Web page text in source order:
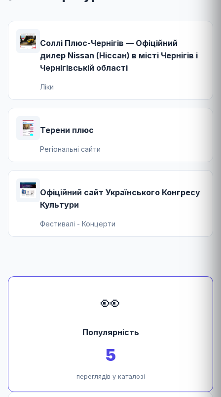
Соллі Плюс-Чернігів — Офіційний
дилер Nissan (Ніссан) в місті Чернігів і
Чернігівській області
Ліки
Терени плюс
Регіональні сайти
Офіційний сайт Українського Конгресу
Культури
Фестивалі - Концерти
👀
Популярність
5
переглядів у каталозі